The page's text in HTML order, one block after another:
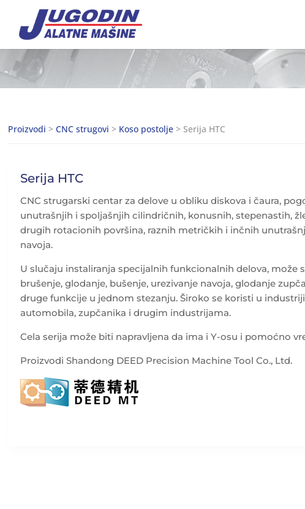
Proizvodi >CNC strugovi > Koso postolje > Serija HTC
Serija HTC
CNC strugarski centar za delove u obliku diskova i čaura,
unutrašnjih i spoljašnjih cilindričnih, konusnih, stepenastih,
drugih rotacionih površina, raznih metričkih i inčnih
navoja.
U slučaju instaliranja specijalnih funkcionalnih delova, može
brušenje, glodanje, bušenje, urezivanje navoja, glodanje
druge funkcije u jednom stezanju. Široko se koristi u industriji
automobila, zupčanika i drugim industrijama.
Cela serija može biti napravljena da ima i Y-osu i pomoćno
Proizvodi Shandong DEED Precision Machine Tool Co., Ltd.